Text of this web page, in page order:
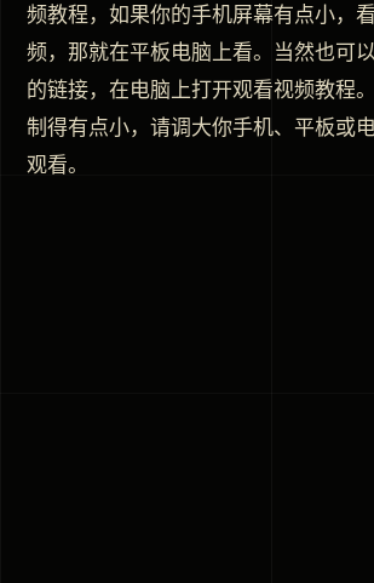
频教程，如果你的手机屏幕有点小，
频，那就在平板电脑上看。当然也可
的链接，在电脑上打开观看视频教程
制得有点小，请调大你手机、平板或
观看。